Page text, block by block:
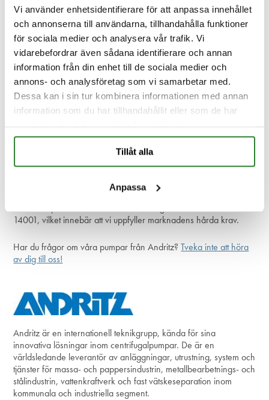
Vi använder enhetsidentifierare för att anpassa innehållet
och annonserna till användarna, tillhandahålla funktioner
för sociala medier och analysera vår trafik. Vi
vidarebefordrar även sådana identifierare och annan
information från din enhet till de sociala medier och
annons- och analysföretag som vi samarbetar med.
Dessa kan i sin tur kombinera informationen med annan
information som du har tillhandahållit eller som de har
Tillåt alla
Anpassa
Andritz är en internationell teknikgrupp, kända för sina
innovativa lösningar inom centrifugalpumpar. De är en
världsledande leverantör av anläggningar, utrustning, system och
tjänster för massa- och pappersindustrin, metallbearbetnings- och
stålindustrin, vattenkraftverk och fast vätskeseparation inom
kommunala och industriella segment.
När du beställer en centrifugalpump från Andritz kan du vara
säker på att få riktigt hög kvalitet och den senaste tekniken, från
en pålitlig och kompetent partner.
Vi har lång erfarenhet och spetskompetens inom vår bransch. Vi
hjälper dig gärna att anpassa era pumpar, så att ni minskar er
totalkostnad och effektiviserar er verksamhet.
Andritz är ett tryggt val när
du söker centrifugalpumpar
av hög kvalitet’
Du kan lita på att du gör ett tryggt val när du anlitar oss som
14001, vilket innebär att vi uppfyller marknadens hårda krav.
Har du frågor om våra pumpar från Andritz?Tveka inte att höra
av dig till oss!